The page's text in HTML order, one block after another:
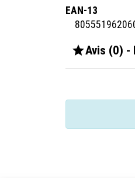
EAN-13
Avis (0) -